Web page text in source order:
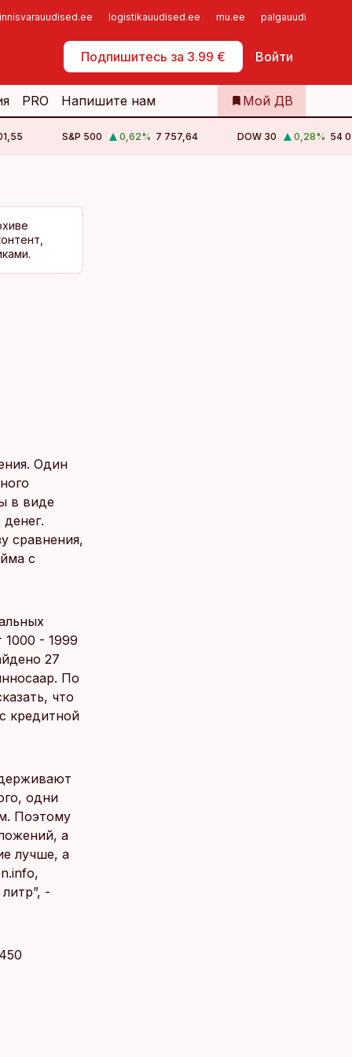
logistikauudised.ee mu.ee palgauudised.ee
Подпишитесь за 3.99 € Войти
Самообслуживание
PRO Напишите нам Мой ДВ
S&P 500 0,62% 7 757,64 DOW 30 0,28% 54
Один
в виде
сравнения,
с
- 1999
27
По
что
кредитной
одни
Поэтому
а
лучше, а
-